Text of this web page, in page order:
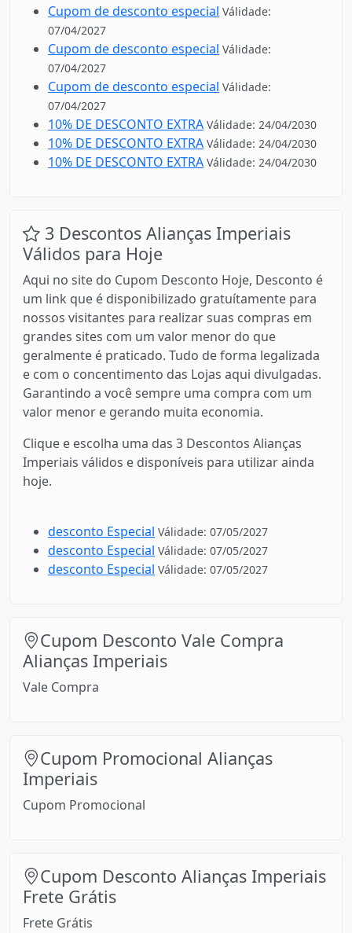
Cupom de desconto especial Válidade:
07/04/2027
Cupom de desconto especial Válidade:
07/04/2027
Cupom de desconto especial Válidade:
07/04/2027
10% DE DESCONTO EXTRA Válidade: 24/04/2030
10% DE DESCONTO EXTRA Válidade: 24/04/2030
10% DE DESCONTO EXTRA Válidade: 24/04/2030
3 Descontos Alianças Imperiais
Válidos para Hoje
Aqui no site do Cupom Desconto Hoje, Desconto é
um link que é disponibilizado gratuítamente para
nossos visitantes para realizar suas compras em
grandes sites com um valor menor do que
geralmente é praticado. Tudo de forma legalizada
e com o concentimento das Lojas aqui divulgadas.
Garantindo a você sempre uma compra com um
valor menor e gerando muita economia.
Clique e escolha uma das 3 Descontos Alianças
Imperiais válidos e disponíveis para utilizar ainda
hoje.
desconto Especial Válidade: 07/05/2027
desconto Especial Válidade: 07/05/2027
desconto Especial Válidade: 07/05/2027
Cupom Desconto Vale Compra
Alianças Imperiais
Vale Compra
Cupom Promocional Alianças
Imperiais
Cupom Promocional
Cupom Desconto Alianças Imperiais
Frete Grátis
Frete Grátis